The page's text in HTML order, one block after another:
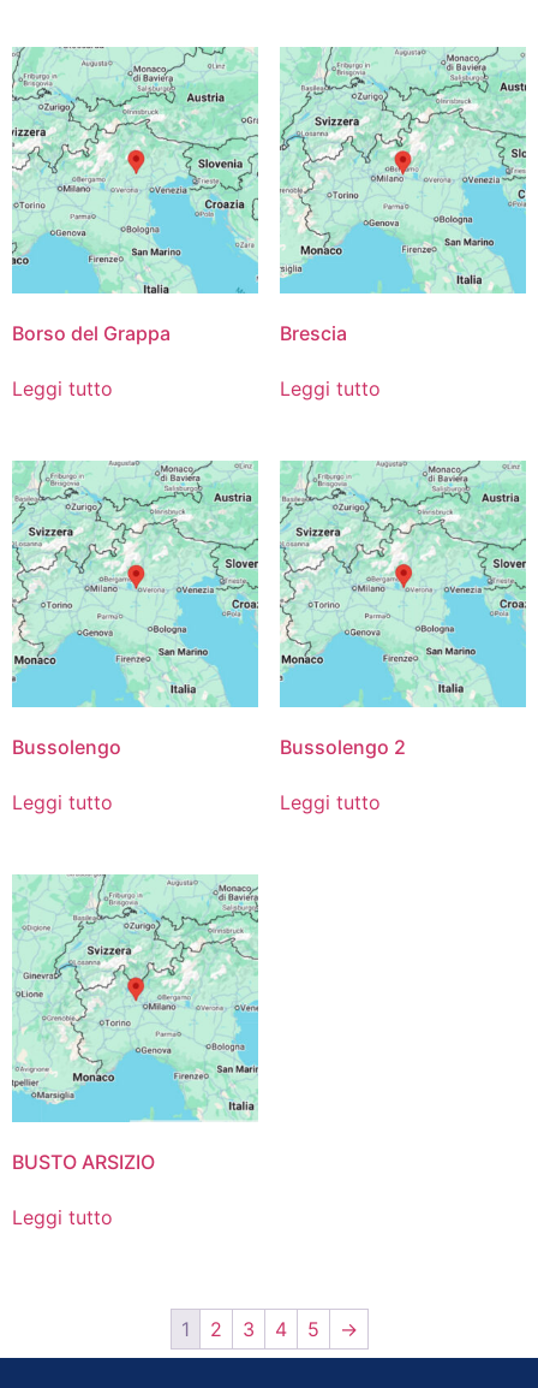
Borso del Grappa
Leggi tutto
Brescia
Leggi tutto
Bussolengo
Leggi tutto
Bussolengo 2
Leggi tutto
BUSTO ARSIZIO
Leggi tutto
1 2 3 4 5 →